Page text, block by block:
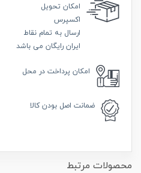
امکان تحویل
اکسپرس
ارسال به تمام نقاط
ایران رایگان می باشد
امکان پرداخت در محل
ضمانت اصل بودن کالا
محصولات مرتبط